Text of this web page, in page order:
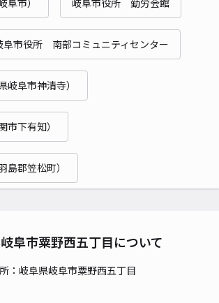
阜市役所 南部コミュニティセンター
岐阜市神清寺）
市下有知）
島郡笠松町）
阜市粟野西五丁目について
：岐阜県岐阜市粟野西五丁目